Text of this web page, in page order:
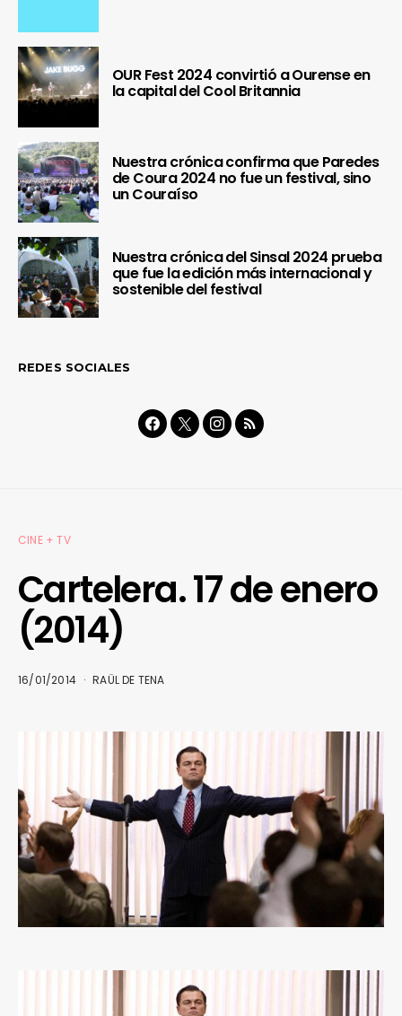
OUR Fest 2024 convirtió a Ourense en
la capital del Cool Britannia
Nuestra crónica confirma que Paredes
de Coura 2024 no fue un festival, sino
un Couraíso
Nuestra crónica del Sinsal 2024 prueba
que fue la edición más internacional y
sostenible del festival
REDES SOCIALES
CINE + TV
Cartelera. 17 de enero
(2014)
16/01/2014 RAÜL DE TENA